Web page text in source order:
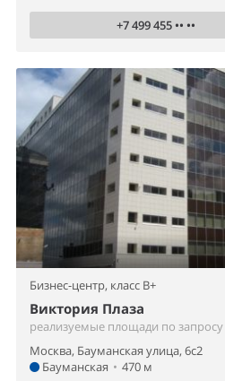
+7 499 455 •• ••
Бизнес-центр, класс B+
Виктория Плаза
реализуемые площади по запросу
Москва, Бауманская улица, 6с2
Бауманская • 470 м